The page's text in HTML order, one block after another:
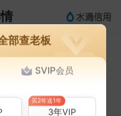
公司的法定代表人
部查老板
SVIP会员
3年VIP
买2年送1年